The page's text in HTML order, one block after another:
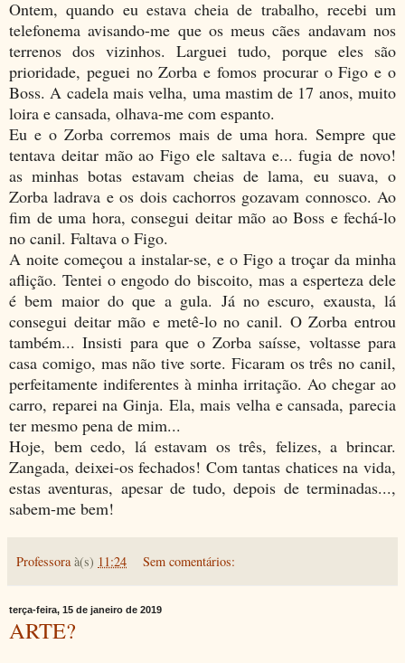
Ontem, quando eu estava cheia de trabalho, recebi um
telefonema avisando-me que os meus cães andavam nos
terrenos dos vizinhos. Larguei tudo, porque eles são
prioridade, peguei no Zorba e fomos procurar o Figo e o
Boss. A cadela mais velha, uma mastim de 17 anos, muito
loira e cansada, olhava-me com espanto.
Eu e o Zorba corremos mais de uma hora. Sempre que
tentava deitar mão ao Figo ele saltava e... fugia de novo!
as minhas botas estavam cheias de lama, eu suava, o
Zorba ladrava e os dois cachorros gozavam connosco. Ao
fim de uma hora, consegui deitar mão ao Boss e fechá-lo
no canil. Faltava o Figo.
A noite começou a instalar-se, e o Figo a troçar da minha
aflição. Tentei o engodo do biscoito, mas a esperteza dele
é bem maior do que a gula. Já no escuro, exausta, lá
consegui deitar mão e metê-lo no canil. O Zorba entrou
também... Insisti para que o Zorba saísse, voltasse para
casa comigo, mas não tive sorte. Ficaram os três no canil,
perfeitamente indiferentes à minha irritação. Ao chegar ao
carro, reparei na Ginja. Ela, mais velha e cansada, parecia
ter mesmo pena de mim...
Hoje, bem cedo, lá estavam os três, felizes, a brincar.
Zangada, deixei-os fechados! Com tantas chatices na vida,
estas aventuras, apesar de tudo, depois de terminadas...,
sabem-me bem!
Professora à(s) 11:24 Sem comentários:
terça-feira, 15 de janeiro de 2019
ARTE?